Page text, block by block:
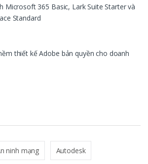
Microsoft 365 Basic, Lark Suite Starter và
Standard
thiết kế Adobe bản quyền cho doanh
ninh mạng Autodesk